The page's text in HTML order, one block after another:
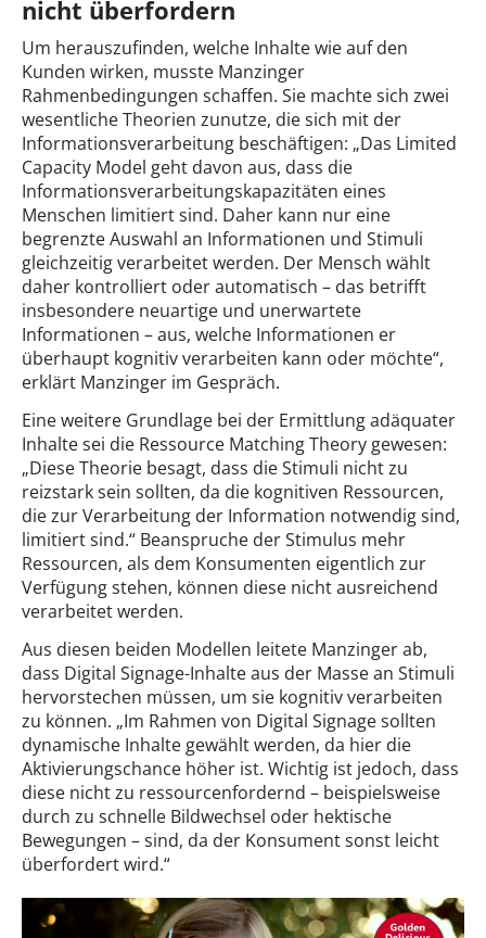
nicht überfordern
Um herauszufinden, welche Inhalte wie auf den
Kunden wirken, musste Manzinger
Rahmenbedingungen schaffen. Sie machte sich zwei
wesentliche Theorien zunutze, die sich mit der
Informationsverarbeitung beschäftigen: „Das Limited
Capacity Model geht davon aus, dass die
Informationsverarbeitungskapazitäten eines
Menschen limitiert sind. Daher kann nur eine
begrenzte Auswahl an Informationen und Stimuli
gleichzeitig verarbeitet werden. Der Mensch wählt
daher kontrolliert oder automatisch – das betrifft
insbesondere neuartige und unerwartete
Informationen – aus, welche Informationen er
überhaupt kognitiv verarbeiten kann oder möchte“,
erklärt Manzinger im Gespräch.
Eine weitere Grundlage bei der Ermittlung adäquater
Inhalte sei die Ressource Matching Theory gewesen:
„Diese Theorie besagt, dass die Stimuli nicht zu
reizstark sein sollten, da die kognitiven Ressourcen,
die zur Verarbeitung der Information notwendig sind,
limitiert sind.“ Beanspruche der Stimulus mehr
Ressourcen, als dem Konsumenten eigentlich zur
Verfügung stehen, können diese nicht ausreichend
verarbeitet werden.
Aus diesen beiden Modellen leitete Manzinger ab,
dass Digital Signage-Inhalte aus der Masse an Stimuli
hervorstechen müssen, um sie kognitiv verarbeiten
zu können. „Im Rahmen von Digital Signage sollten
dynamische Inhalte gewählt werden, da hier die
Aktivierungschance höher ist. Wichtig ist jedoch, dass
diese nicht zu ressourcenfordernd – beispielsweise
durch zu schnelle Bildwechsel oder hektische
Bewegungen – sind, da der Konsument sonst leicht
überfordert wird.“